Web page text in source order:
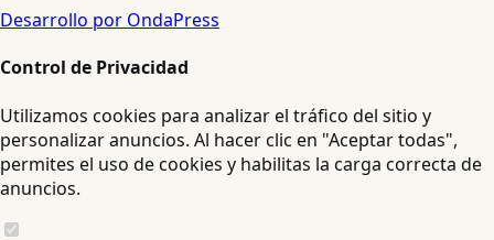
Desarrollo por OndaPress
Control de Privacidad
Utilizamos cookies para analizar el tráfico del sitio y
personalizar anuncios. Al hacer clic en "Aceptar todas",
permites el uso de cookies y habilitas la carga correcta de
anuncios.